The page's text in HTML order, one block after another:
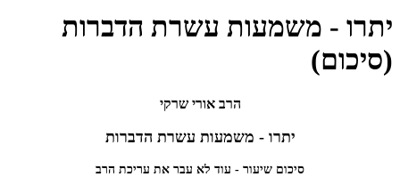
יתרו - משמעות עשרת הדברות
(סיכום)
הרב אורי שרקי
יתרו - משמעות עשרת הדברות
סיכום שיעור - עוד לא עבר את עריכת הרב